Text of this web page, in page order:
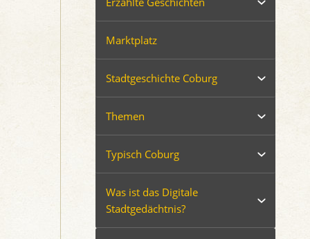
Marktplatz
Stadtgeschichte Coburg
Themen
Typisch Coburg
Was ist das Digitale
Stadtgedächtnis?